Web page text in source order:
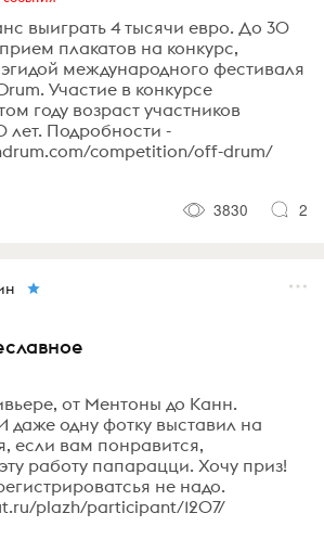
выиграть 4 тысячи евро. До 30
плакатов на конкурс,
международного фестиваля
Участие в конкурсе
году возраст участников
лет. Подробности -
competition/off-drum/
3830 2
от Ментоны до Канн.
одну фотку выставил на
если вам понравится,
работу папарацци. Хочу приз!
не надо.
plazh/participant/1207/